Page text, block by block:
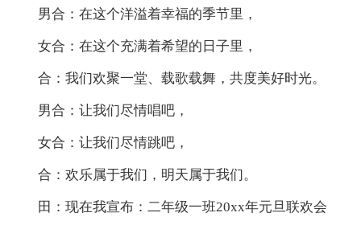
男合：在这个洋溢着幸福的季节里，
女合：在这个充满着希望的日子里，
合：我们欢聚一堂、载歌载舞，共度美好时光。
男合：让我们尽情唱吧，
女合：让我们尽情跳吧，
合：欢乐属于我们，明天属于我们。
田：现在我宣布：二年级一班20xx年元旦联欢会